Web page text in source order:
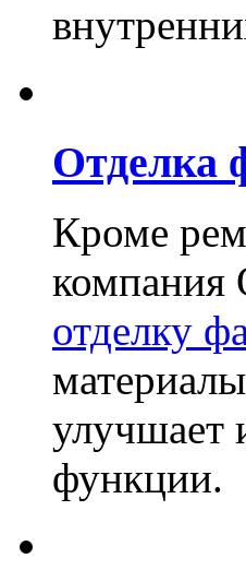
Отделка
Кроме
отделку
улучшает
функции.